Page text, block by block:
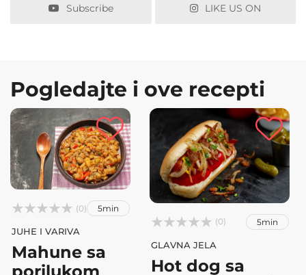
Subscribe LIKE US ON
Pogledajte i ove recepti


 (0) 5min
JUHE I VARIVA
Mahune sa


 (0) 5min
GLAVNA JELA
Hot dog sa